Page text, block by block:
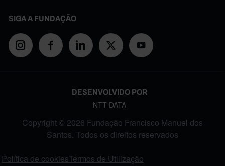
SIGA A FUNDAÇÃO
DESENVOLVIDO POR
NTT DATA
Copyright © 2026 Fundação Francisco Manuel dos
Santos. Todos os direitos reservados
Política de cookiesTermos de Utilização